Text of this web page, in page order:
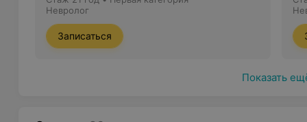
травм позвоночника или черепа.
В медицинском центре «ЛаВита» работают врачи-
большим опытом работы, которые
Невролог
Записаться
Показать